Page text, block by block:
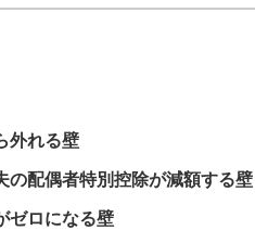
外れる壁
配偶者特別控除が減額する壁
ゼロになる壁